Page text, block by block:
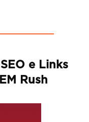
e Links
Rush